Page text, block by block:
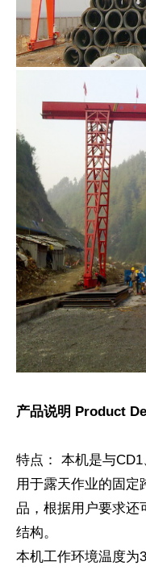
产品说明 Product
特点： 本机是与
用于露天作业的固定
品，根据用户要求还
结构。
本机工作环境温度为